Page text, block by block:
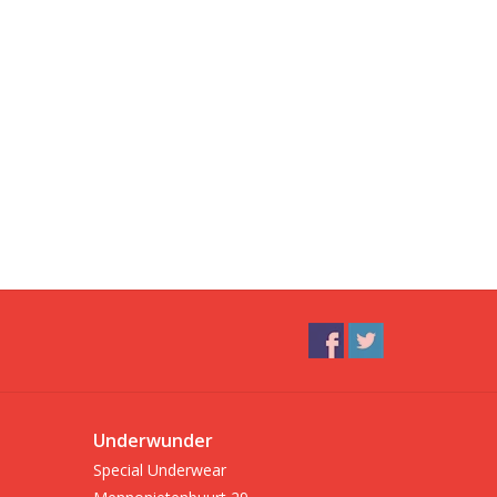
Underwunder
Special Underwear